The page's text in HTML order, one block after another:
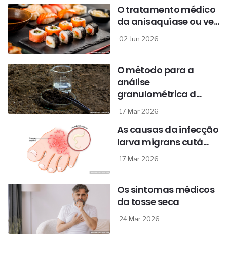
O tratamento médico
da anisaquíase ou ve...
02 Jun 2026
O método para a
análise
granulométrica d...
17 Mar 2026
As causas da infecção
larva migrans cutâ...
17 Mar 2026
Os sintomas médicos
da tosse seca
24 Mar 2026